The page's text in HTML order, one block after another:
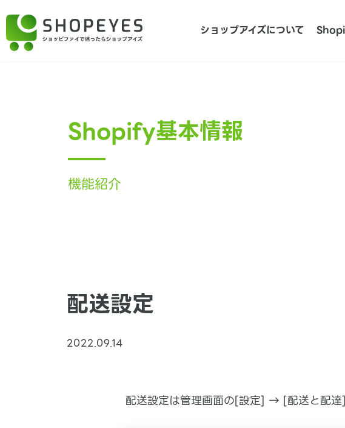
ショップアイズについて
Shopify基本情報
機能紹介
配送設定
2022.09.14
配送設定は管理画面の[設定] → [配送と配達]